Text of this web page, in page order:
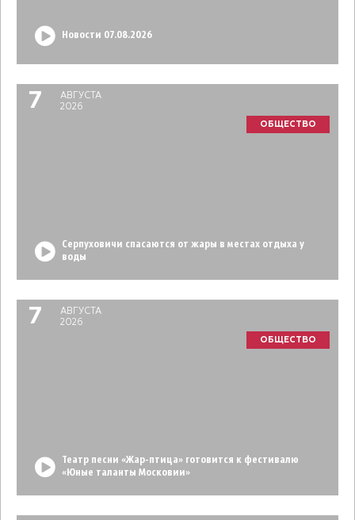
Новости 07.08.2026
7
АВГУСТА
2026
ОБЩЕСТВО
Серпуховичи спасаются от жары в местах отдыха у
воды
7
АВГУСТА
2026
ОБЩЕСТВО
Театр песни «Жар-птица» готовится к фестивалю
«Юные таланты Московии»